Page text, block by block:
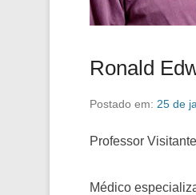
Ronald
Postado em: 25 de
Professor
Médico